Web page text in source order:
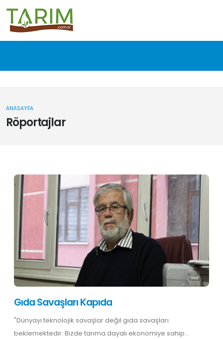
Röportajlar
ANASAYFA
Gıda Savaşları Kapıda
"Dünyayı teknolojik savaşlar değil gıda savaşları
beklemektedir. Bizde tarıma dayalı ekonomiye sahip...